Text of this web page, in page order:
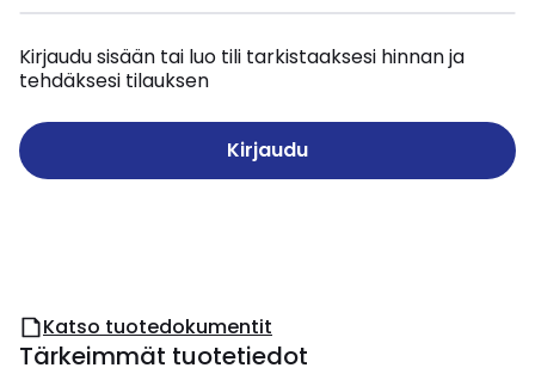
Kirjaudu sisään tai luo tili tarkistaaksesi hinnan ja
tehdäksesi tilauksen
Kirjaudu
Katso tuotedokumentit
Tärkeimmät tuotetiedot